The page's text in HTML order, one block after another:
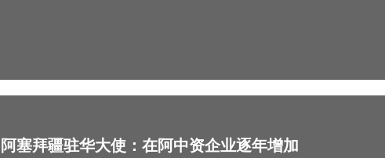
阿塞拜疆驻华大使：在阿中资企业逐年增加